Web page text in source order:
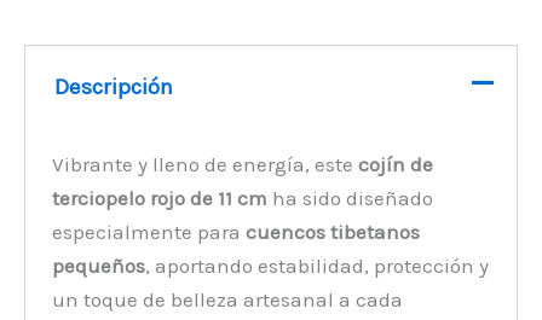
Descripción
Vibrante y lleno de energía, estecojín de
terciopelo rojo de 11 cm ha sido diseñado
especialmente paracuencos tibetanos
pequeños, aportando estabilidad, protección y
un toque de belleza artesanal a cada